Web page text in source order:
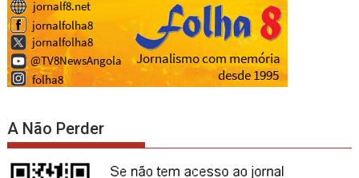
A Não Perder